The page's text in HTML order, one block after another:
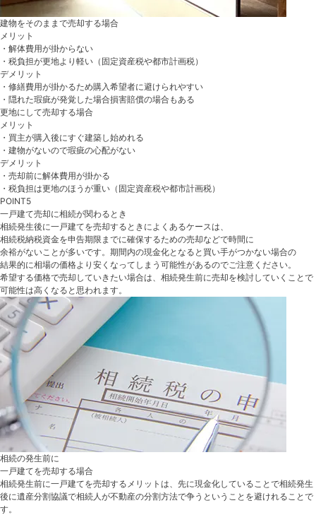
建物をそのままで売却する場合
メリット
・解体費用が掛からない
・税負担が更地より軽い（固定資産税や都市計画税）
デメリット
・修繕費用が掛かるため購入希望者に避けられやすい
・隠れた瑕疵が発覚した場合損害賠償の場合もある
更地にして売却する場合
メリット
・買主が購入後にすぐ建築し始めれる
・建物がないので瑕疵の心配がない
デメリット
・売却前に解体費用が掛かる
・税負担は更地のほうが重い（固定資産税や都市計画税）
POINT5
一戸建て売却に相続が関わるとき
相続発生後に一戸建てを売却するときによくあるケースは、
相続税納税資金を申告期限までに確保するための売却などで時間に
余裕がないことが多いです。期間内の現金化となると買い手がつかない場合の
結果的に相場の価格より安くなってしまう可能性があるのでご注意ください。
希望する価格で売却していきたい場合は、相続発生前に売却を検討していくことで
可能性は高くなると思われます。
相続の発生前に
一戸建てを売却する場合
相続発生前に一戸建てを売却するメリットは、先に現金化していることで相続発生
後に遺産分割協議で相続人が不動産の分割方法で争うということを避けれることで
す。